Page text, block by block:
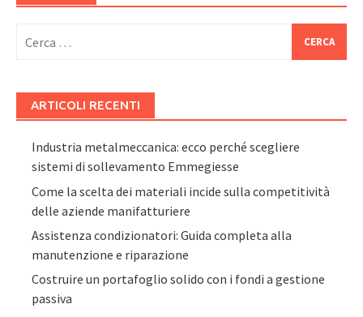
per:
ARTICOLI RECENTI
Industria metalmeccanica: ecco perché scegliere
sistemi di sollevamento Emmegiesse
Come la scelta dei materiali incide sulla competitività
delle aziende manifatturiere
Assistenza condizionatori: Guida completa alla
manutenzione e riparazione
Costruire un portafoglio solido con i fondi a gestione
passiva